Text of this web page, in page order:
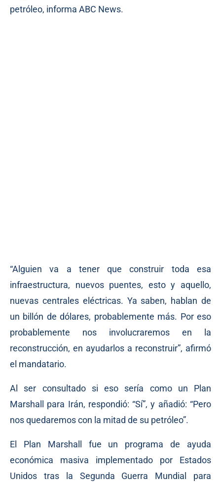
petróleo, informa ABC News.
“Alguien va a tener que construir toda esa
infraestructura, nuevos puentes, esto y aquello,
nuevas centrales eléctricas. Ya saben, hablan de
un billón de dólares, probablemente más. Por eso
probablemente nos involucraremos en la
reconstrucción, en ayudarlos a reconstruir”, afirmó
el mandatario.
Al ser consultado si eso sería como un Plan
Marshall para Irán, respondió: “Sí”, y añadió: “Pero
nos quedaremos con la mitad de su petróleo”.
El Plan Marshall fue un programa de ayuda
económica masiva implementado por Estados
Unidos tras la Segunda Guerra Mundial para